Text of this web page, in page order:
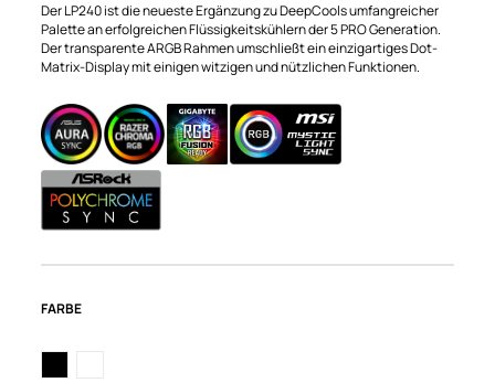
Der LP240 ist die neueste Ergänzung zu DeepCools umfangreicher
Palette an erfolgreichen Flüssigkeitskühlern der 5 PRO Generation.
Der transparente ARGB Rahmen umschließt ein einzigartiges Dot-
Matrix-Display mit einigen witzigen und nützlichen Funktionen.
FARBE